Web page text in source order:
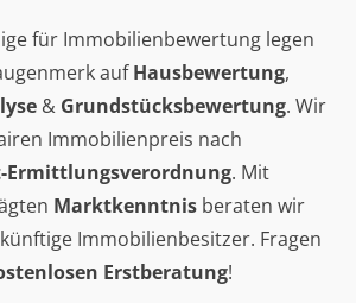
für Immobilienbewertung legen
aufHausbewertung,
& Grundstücksbewertung. Wir
Immobilienpreis nach
. Mit
Marktkenntnis beraten wir
Immobilienbesitzer. Fragen
Erstberatung!